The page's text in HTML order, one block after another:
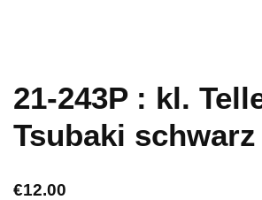
21-243P : kl.
Tsubaki schwarz
€12.00